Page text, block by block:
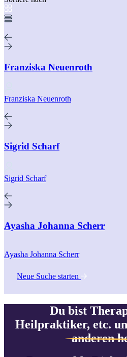
Franziska Neuenroth
Franziska Neuenroth
Sigrid Scharf
Sigrid Scharf
Ayasha Johanna Scherr
Ayasha Johanna Scherr
Neue Suche starten
Du bist
Heilpraktiker, etc.
anderen